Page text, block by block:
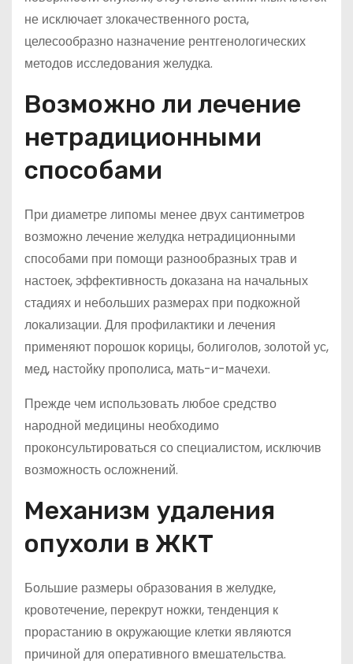
не исключает злокачественного роста,
целесообразно назначение рентгенологических
методов исследования желудка.
Возможно ли лечение
нетрадиционными
способами
При диаметре липомы менее двух сантиметров
возможно лечение желудка нетрадиционными
способами при помощи разнообразных трав и
настоек, эффективность доказана на начальных
стадиях и небольших размерах при подкожной
локализации. Для профилактики и лечения
применяют порошок корицы, болиголов, золотой ус,
мед, настойку прополиса, мать-и-мачехи.
Прежде чем использовать любое средство
народной медицины необходимо
проконсультироваться со специалистом, исключив
возможность осложнений.
Механизм удаления
опухоли в ЖКТ
Большие размеры образования в желудке,
кровотечение, перекрут ножки, тенденция к
прорастанию в окружающие клетки являются
причиной для оперативного вмешательства.